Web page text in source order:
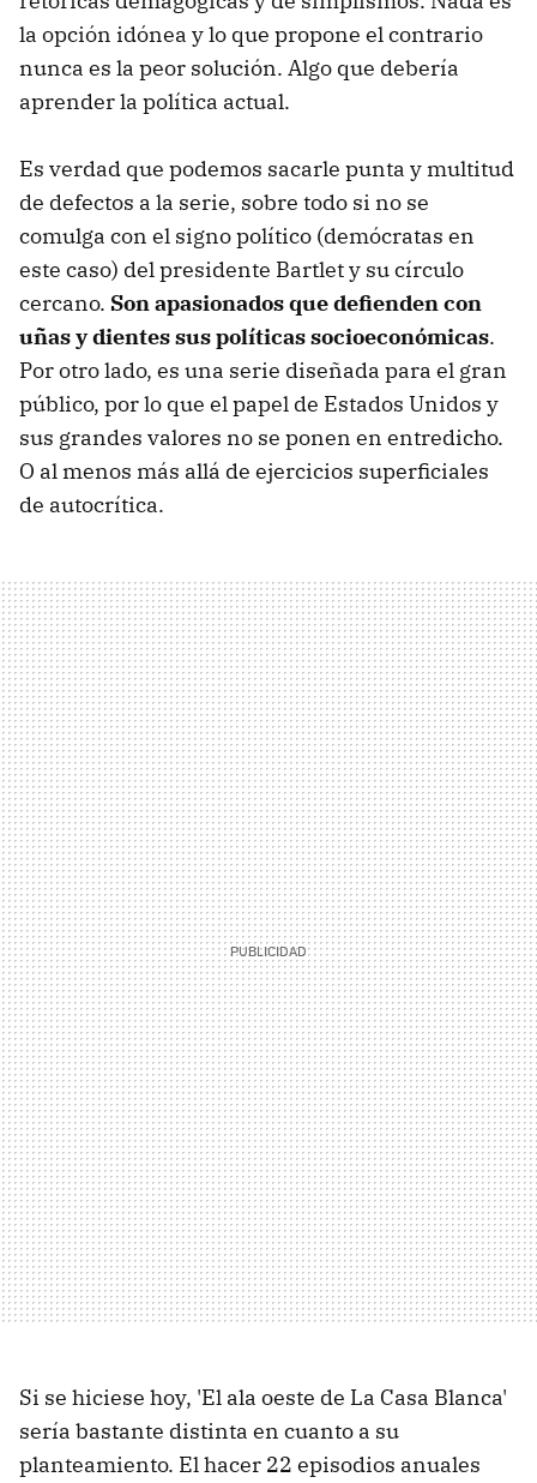
la opción idónea y lo que propone el contrario
nunca es la peor solución. Algo que debería
aprender la política actual.
Es verdad que podemos sacarle punta y multitud
de defectos a la serie, sobre todo si no se
comulga con el signo político (demócratas en
este caso) del presidente Bartlet y su círculo
cercano. Son apasionados que defienden con
uñas y dientes sus políticas socioeconómicas.
Por otro lado, es una serie diseñada para el gran
público, por lo que el papel de Estados Unidos y
sus grandes valores no se ponen en entredicho.
O al menos más allá de ejercicios superficiales
de autocrítica.
Si se hiciese hoy, 'El ala oeste de La Casa Blanca'
sería bastante distinta en cuanto a su
planteamiento. El hacer 22 episodios anuales